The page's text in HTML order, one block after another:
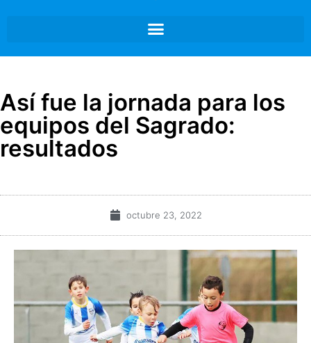
Así fue la jornada para los
equipos del Sagrado:
resultados
octubre 23, 2022